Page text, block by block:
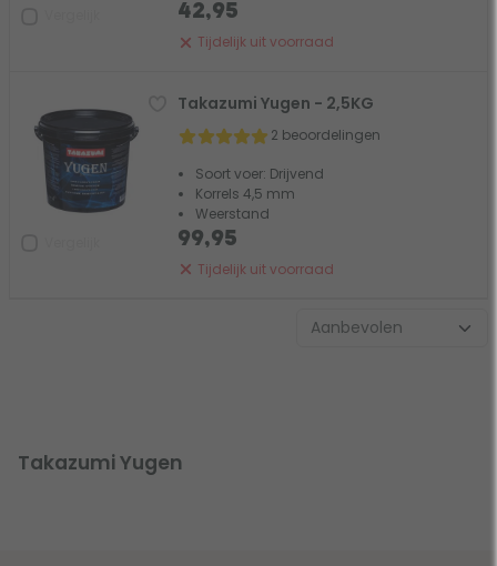
Tijdelijk uit voorraad
42,95
Takazumi Yugen - 2,5KG
2 beoordelingen
Soort voer: Drijvend
Korrels 4,5 mm
Weerstand
Tijdelijk uit voorraad
99,95
Takazumi Yugen